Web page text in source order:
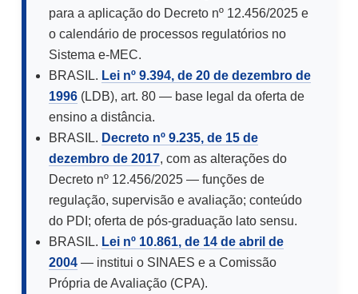
para a aplicação do Decreto nº 12.456/2025 e
o calendário de processos regulatórios no
Sistema e-MEC.
BRASIL. Lei nº 9.394, de 20 de dezembro de
1996 (LDB), art. 80 — base legal da oferta de
ensino a distância.
BRASIL. Decreto nº 9.235, de 15 de
dezembro de 2017, com as alterações do
Decreto nº 12.456/2025 — funções de
regulação, supervisão e avaliação; conteúdo
do PDI; oferta de pós-graduação lato sensu.
BRASIL. Lei nº 10.861, de 14 de abril de
2004 — institui o SINAES e a Comissão
Própria de Avaliação (CPA).